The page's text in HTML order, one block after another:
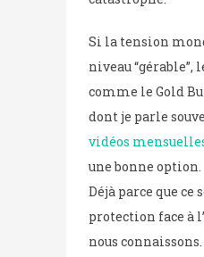
Si la tension
niveau “gérable”,
comme le Gold
dont je parle
vidéos
une bonne option.
Déjà parce que ce
protection face à
nous connaissons.